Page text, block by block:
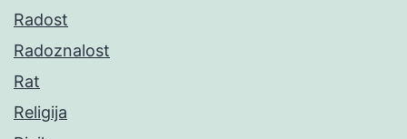
Radost
Radoznalost
Rat
Religija